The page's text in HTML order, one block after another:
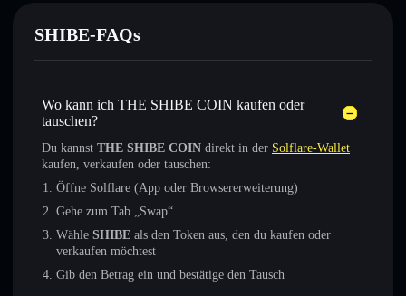
SHIBE-FAQs
Wo kann ich THE SHIBE COIN kaufen oder
tauschen?
Du kannst THE SHIBE COIN direkt in der Solflare-Wallet
kaufen, verkaufen oder tauschen:
Öffne Solflare (App oder Browsererweiterung)
Gehe zum Tab „Swap“
Wähle SHIBE als den Token aus, den du kaufen oder
verkaufen möchtest
Gib den Betrag ein und bestätige den Tausch